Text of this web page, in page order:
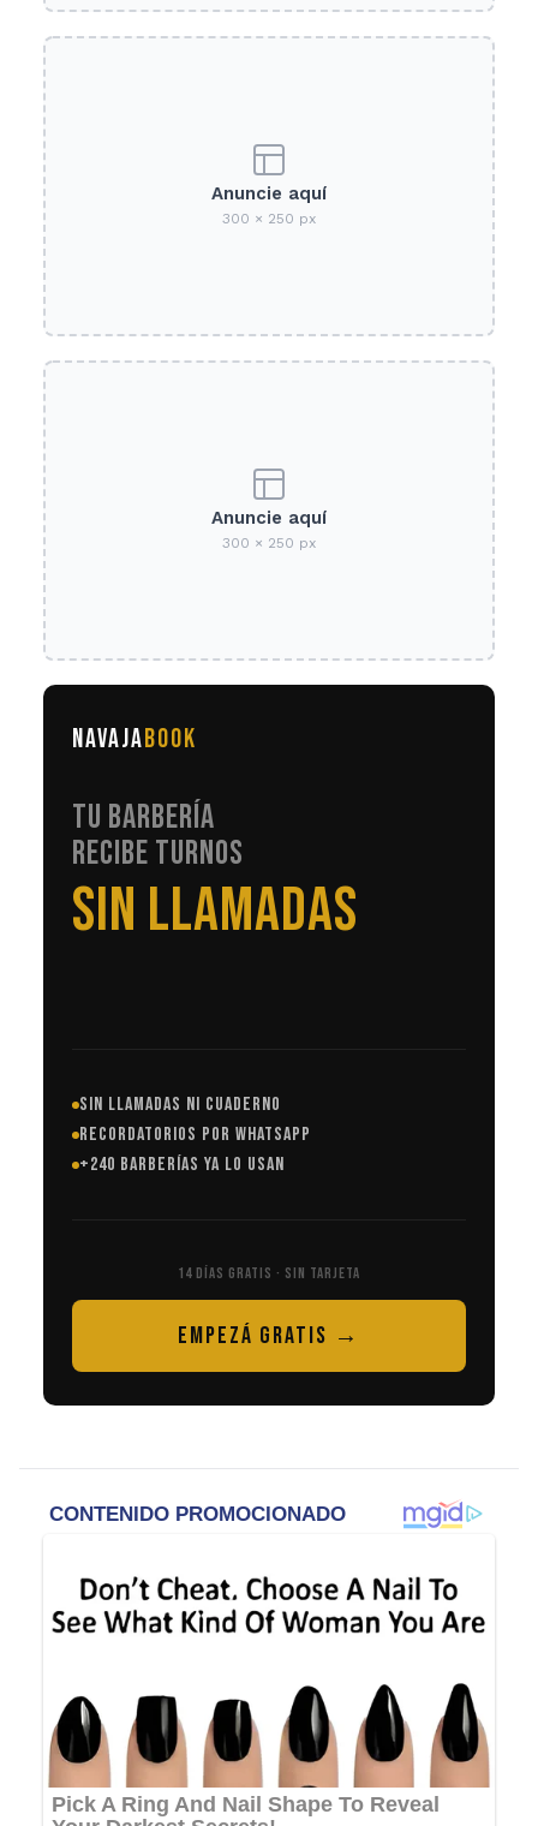
Anuncie aquí
300 × 250 px
Anuncie aquí
300 × 250 px
NAVAJABOOK
TU BARBERÍA
RECIBE TURNOS
EN AUTOMÁTICO
SIN LLAMADAS NI CUADERNO
RECORDATORIOS POR WHATSAPP
+240 BARBERÍAS YA LO USAN
14 DÍAS GRATIS · SIN TARJETA
EMPEZÁ GRATIS →